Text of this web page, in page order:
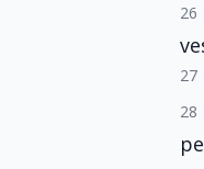
26
27
28